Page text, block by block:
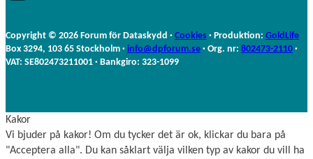
a
m
n
Copyright © 2026 Forum för Dataskydd · Cookies · Produktion: GoldLife
Box 3294, 103 65 Stockholm · info@dpforum.se · Org. nr: 802473-2110 ·
VAT: SE802473211001 · Bankgiro: 323-1099
Kakor
Vi bjuder på kakor! Om du tycker det är ok, klickar du bara på
"Acceptera alla". Du kan såklart välja vilken typ av kakor du vill ha